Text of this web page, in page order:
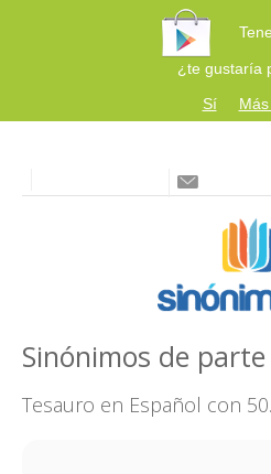
¿te gustaría
Sí
Sinónimos de
Tesauro en Español con